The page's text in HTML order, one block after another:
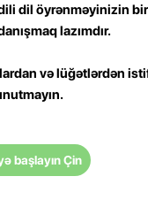
dil öyrənməyinizin bir
lazımdır.
və lüğətlərdən
başlayın Çin